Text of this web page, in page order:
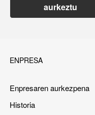
aurkeztu
ENPRESA
Enpresaren aurkezpena
Historia